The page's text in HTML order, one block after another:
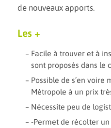
de nouveaux apports.
Les +
Facile à trouver et à
sont proposés dans le
Possible de s’en voire
Métropole à un prix
Nécessite peu de
-Permet de récolter